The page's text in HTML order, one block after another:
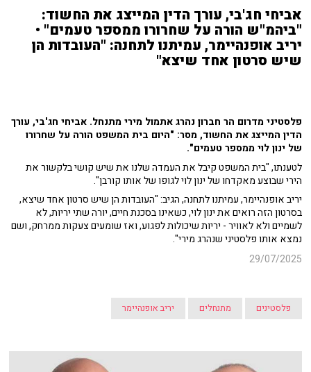
אביחי חג'בי, עורך הדין המייצג את החשוד:
"ביהמ"ש הורה על שחרורו ממספר טעמים" •
יריב אופנהיימר, עמיתנו לתחנה: "העובדות הן
שיש סרטון אחד שיצא"
פלסטיני מדרום הר חברון נהרג אתמול מירי מתנחל. אביחי חג'בי, עורך
הדין המייצג את החשוד, מסר: "היום בית המשפט הורה על שחרורו
של ינון לוי ממספר טעמים".
לטענתו, "בית המשפט קיבל את העמדה שלנו את שיש קושי בלקשור את
הירי שבוצע מאקדחו של ינון לוי לגופו של אותו קורבן".
יריב אופנהיימר, עמיתנו לתחנה, הגיב: "העובדות הן שיש סרטון אחד שיצא,
בסרטון הזה רואים את ינון לוי, כשאינו בסכנת חיים, יורה שתי יריות, לא
לשמיים ולא לאוויר - יריות שיכולות לפגוע, ואז שומעים צעקות ממרחק, ושם
נמצא אותו פלסטיני שנהרג מירי".
29/07/2025
פלסטינים מתנחלים יריב אופנהיימר